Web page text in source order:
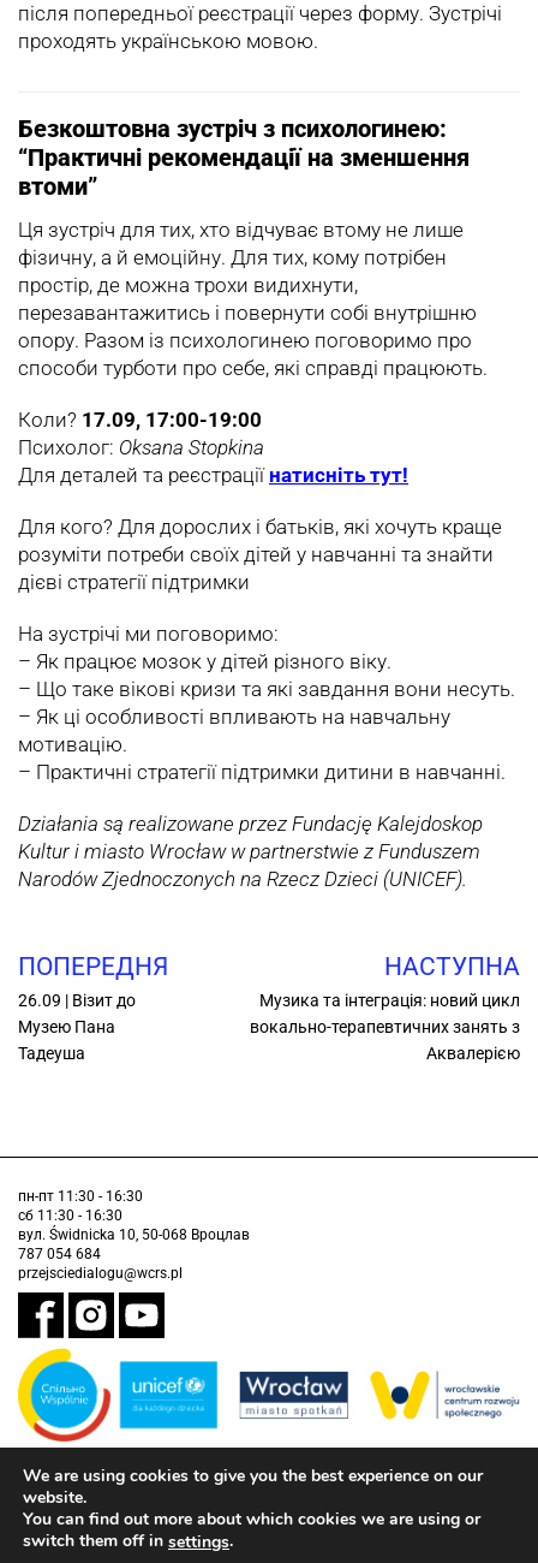
після попередньої реєстрації через форму. Зустрічі
проходять українською мовою.
Безкоштовна зустріч з психологинею:
“Практичні рекомендації на зменшення
втоми”
Ця зустріч для тих, хто відчуває втому не лише
фізичну, а й емоційну. Для тих, кому потрібен
простір, де можна трохи видихнути,
перезавантажитись і повернути собі внутрішню
опору. Разом із психологинею поговоримо про
способи турботи про себе, які справді працюють.
Коли? 17.09, 17:00-19:00
Психолог: Oksana Stopkina
Для деталей та реєстрації натисніть тут!
Для кого? Для дорослих і батьків, які хочуть краще
розуміти потреби своїх дітей у навчанні та знайти
дієві стратегії підтримки
На зустрічі ми поговоримо:
– Як працює мозок у дітей різного віку.
– Що таке вікові кризи та які завдання вони несуть.
– Як ці особливості впливають на навчальну
мотивацію.
– Практичні стратегії підтримки дитини в навчанні.
Działania są realizowane przez Fundację Kalejdoskop
Kultur i miasto Wrocław w partnerstwie z Funduszem
Narodów Zjednoczonych na Rzecz Dzieci (UNICEF).
ПОПЕРЕДНЯ
26.09 | Візит до
Музею Пана
Тадеуша
НАСТУПНА
Музика та інтеграція: новий цикл
вокально-терапевтичних занять з
Аквалерією
пн-пт 11:30 - 16:30
сб 11:30 - 16:30
вул. Świdnicka 10, 50-068 Вроцлав
787 054 684
przejsciedialogu@wcrs.pl
Завдання виконується муніципалітетом Вроцлава у партнерстві з
Дитячим фондом ООН (ЮНІСЕФ).
інформація про доступність
We are using cookies to give you the best experience on our
website.
You can find out more about which cookies we are using or
switch them off in settings.